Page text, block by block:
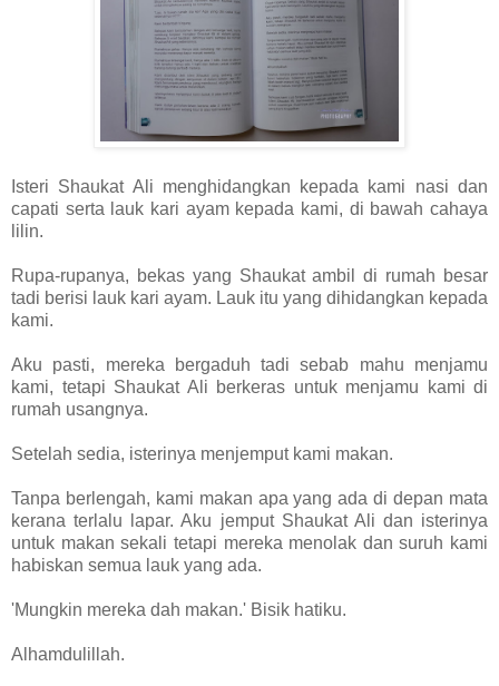
Isteri Shaukat Ali menghidangkan kepada kami nasi dan
capati serta lauk kari ayam kepada kami, di bawah cahaya
lilin.
Rupa-rupanya, bekas yang Shaukat ambil di rumah besar
tadi berisi lauk kari ayam. Lauk itu yang dihidangkan kepada
kami.
Aku pasti, mereka bergaduh tadi sebab mahu menjamu
kami, tetapi Shaukat Ali berkeras untuk menjamu kami di
rumah usangnya.
Setelah sedia, isterinya menjemput kami makan.
Tanpa berlengah, kami makan apa yang ada di depan mata
kerana terlalu lapar. Aku jemput Shaukat Ali dan isterinya
untuk makan sekali tetapi mereka menolak dan suruh kami
habiskan semua lauk yang ada.
'Mungkin mereka dah makan.' Bisik hatiku.
Alhamdulillah.